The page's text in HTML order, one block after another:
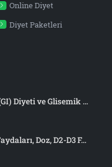
Online Diyet
Diyet Paketleri
Diyeti ve Glisemik ...
Doz, D2-D3 F...